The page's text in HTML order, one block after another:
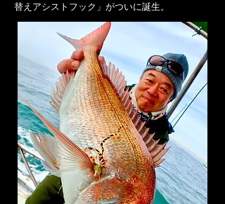
替えアシストフック」がついに誕生。